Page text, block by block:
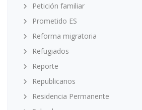
Petición familiar
Prometido ES
Reforma migratoria
Refugiados
Reporte
Republicanos
Residencia Permanente